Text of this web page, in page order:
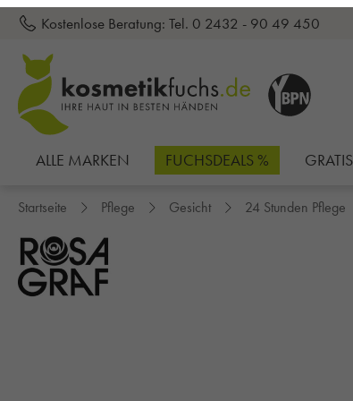
springen
Kostenlose Beratung: Tel. 0 2432 - 90 49 450
ALLE MARKEN FUCHSDEALS % GRATIS
Startseite Pflege Gesicht 24 Stunden Pflege